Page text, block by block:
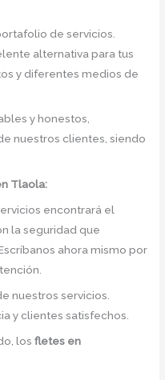
de servicios.
alternativa para tus
y diferentes medios de
y honestos,
nuestros clientes, siendo
Tlaola:
encontrará el
la seguridad que
ahora mismo por
nuestros servicios.
y clientes satisfechos.
losfletes en